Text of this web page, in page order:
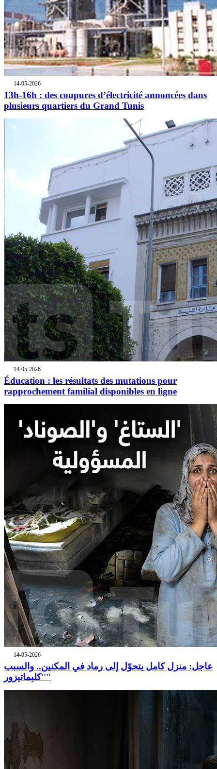
14-05-2026
13h-16h : des coupures d’électricité annoncées dans
plusieurs quartiers du Grand Tunis
14-05-2026
Éducation : les résultats des mutations pour
rapprochement familial disponibles en ligne
14-05-2026
عاجل: منزل كامل يتحوّل إلى رماد في المكنين.. والسبب
''كليماتيزور''